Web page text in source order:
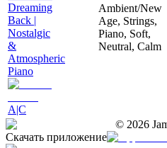
Dreaming
Back |
Nostalgic
&
Atmospheric
Piano
A|C
Ambient/New
Age, Strings,
Piano, Soft,
Neutral, Calm
© 2026
Скачать приложение